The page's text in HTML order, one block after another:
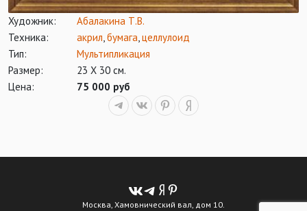
Художник:
Абалакина Т.В.
Техника:
акрил,бумага,целлулоид
Тип:
Мультипликация
Размер:
23 Х 30 см.
Цена:
75 000 руб
Москва, Хамовнический вал, дом 10.